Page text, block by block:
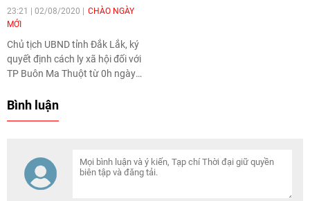
23:21 | 02/08/2020
CHÀO NGÀY
MỚI
Chủ tịch UBND tỉnh Đắk Lắk, ký
quyết định cách ly xã hội đối với
TP Buôn Ma Thuột từ 0h ngày
19.
Bình luận